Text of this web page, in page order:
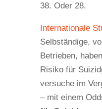
38. Oder 28.
Internationale
Selbständige,
Betrieben,
Risiko für
versuche im
– mit einem